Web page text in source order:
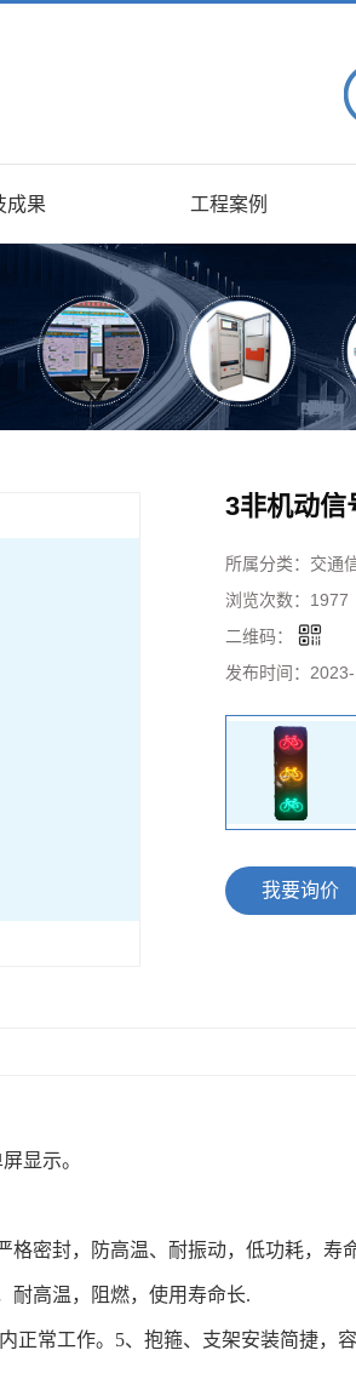
成果 工程案例
3非机动信
所属分类： 交通
浏览次数： 1977
二维码：
发布时间：
我要询价
显示。
格密封，防高温、耐振动，低功耗，
耐高温，阻燃，使用寿命长.
正常工作。5、抱箍、支架安装简捷，